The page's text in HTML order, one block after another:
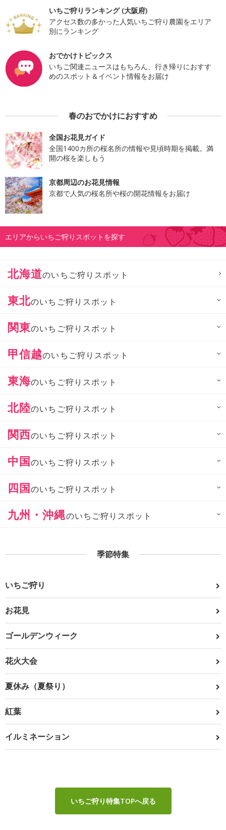
いちご狩りランキング (大阪府)
アクセス数の多かった人気いちご狩り農園をエリア
別にランキング
おでかけトピックス
いちご関連ニュースはもちろん、行き帰りにおすす
めのスポット＆イベント情報をお届け
春のおでかけにおすすめ
全国お花見ガイド
全国1400カ所の桜名所の情報や見頃時期を掲載。満
開の桜を楽しもう
京都周辺のお花見情報
京都で人気の桜名所や桜の開花情報をお届け
エリアからいちご狩りスポットを探す
北海道のいちご狩りスポット
東北のいちご狩りスポット
関東のいちご狩りスポット
甲信越のいちご狩りスポット
東海のいちご狩りスポット
北陸のいちご狩りスポット
関西のいちご狩りスポット
中国のいちご狩りスポット
四国のいちご狩りスポット
九州・沖縄のいちご狩りスポット
季節特集
いちご狩り
お花見
ゴールデンウィーク
花火大会
夏休み（夏祭り）
紅葉
イルミネーション
いちご狩り特集TOPへ戻る